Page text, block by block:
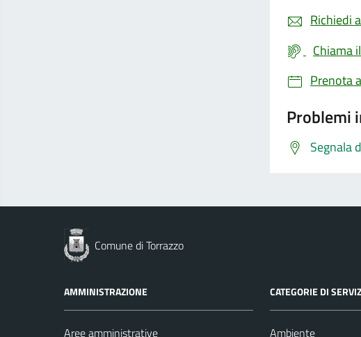
Richiedi
Chiama
Prenota
Problemi
Segnala
Comune di Torrazzo
AMMINISTRAZIONE
Aree amministrative
CATEGORIE DI
Ambiente